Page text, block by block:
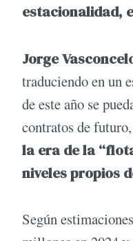
estacionalidad,
Jorge
traduciendo en un
de este año se
contratos de
la era de la
niveles propios
Según